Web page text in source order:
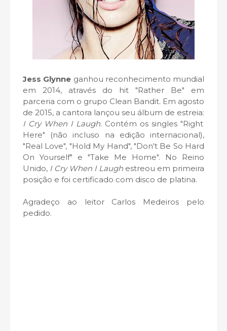
Jess Glynne ganhou reconhecimento mundial
em 2014, através do hit "Rather Be" em
parceria com o grupo Clean Bandit. Em agosto
de 2015, a cantora lançou seu álbum de estreia:
I Cry When I Laugh. Contém os singles "Right
Here" (não incluso na edição internacional),
"Real Love", "Hold My Hand", "Don't Be So Hard
On Yourself" e "Take Me Home". No Reino
Unido, I Cry When I Laugh estreou em primeira
posição e foi certificado com disco de platina.
Agradeço ao leitor Carlos Medeiros pelo
pedido.